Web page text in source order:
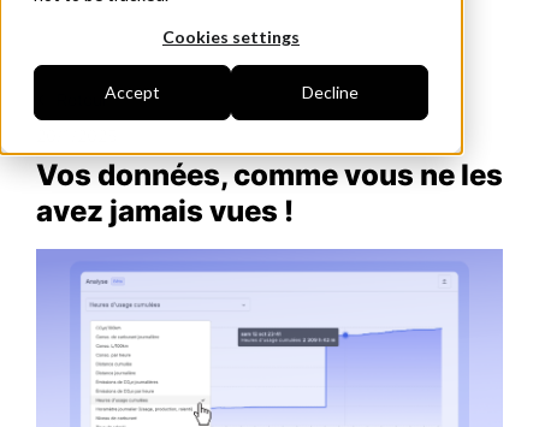
Cookies settings
Accept Decline
<- Retour
Vos données, comme vous ne les
avez jamais vues !